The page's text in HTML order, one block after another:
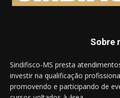
Sobre
Sindifisco-MS presta
investir na qualificação
promovendo e participando de